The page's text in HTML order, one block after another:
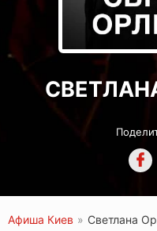
Афиша Киев » Светлана